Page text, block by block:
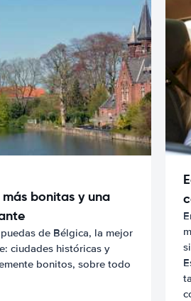
bonitas y una
de Bélgica, la mejor
ciudades históricas y
bonitos, sobre todo